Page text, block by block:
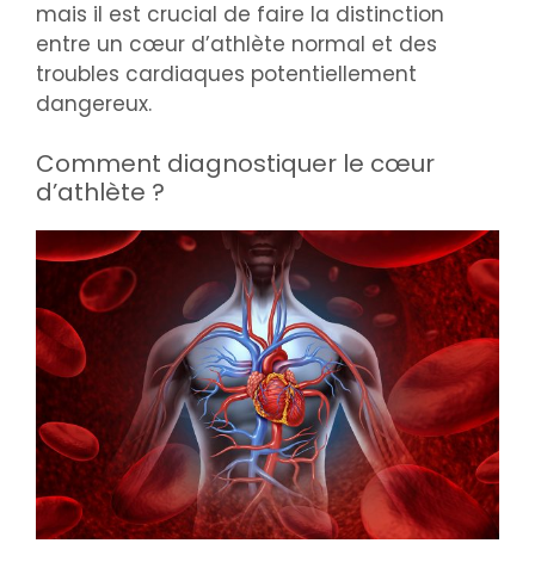
mais il est crucial de faire la distinction
entre un cœur d’athlète normal et des
troubles cardiaques potentiellement
dangereux.
Comment diagnostiquer le cœur
d’athlète ?